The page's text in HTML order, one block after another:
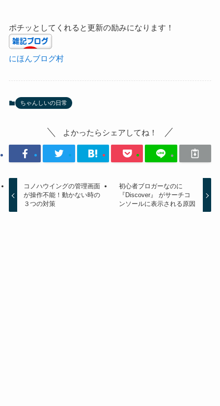
ポチッとしてくれると更新の励みになります！
にほんブログ村
ちゃんしいの日常
よかったらシェアしてね！
コノハウイングの管理画面
が操作不能！動かない時の
３つの対策
初心者ブロガーなのに
『Discover』 がサーチコ
ンソールに表示される原因